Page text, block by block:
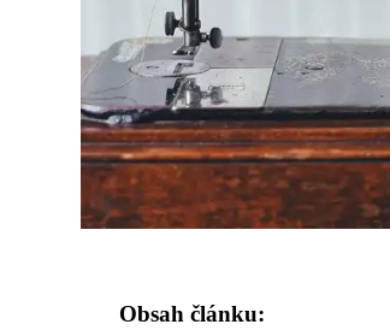
Obsah článku: